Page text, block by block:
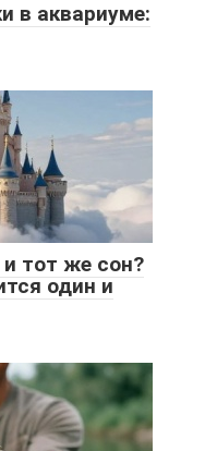
в аквариуме:
тот же сон?
один и